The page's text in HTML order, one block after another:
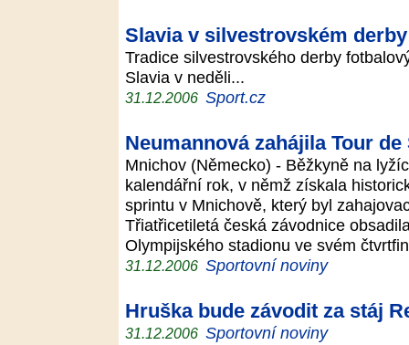
Slavia v silvestrovském
Tradice silvestrovského derby
Slavia v neděli...
31.12.2006 Sport.cz
Neumannová zahájila Tour
Mnichov (Německo) - Běžkyně na
kalendářní rok, v němž získala
sprintu v Mnichově, který byl
Třiatřicetiletá česká závodnice
Olympijského stadionu ve svém
31.12.2006 Sportovní noviny
Hruška bude závodit za stáj
31.12.2006 Sportovní noviny